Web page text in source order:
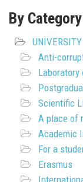
By Category
UNIVERSITY
Anti-
Scientific
A place of
Academic
For a
Erasmus